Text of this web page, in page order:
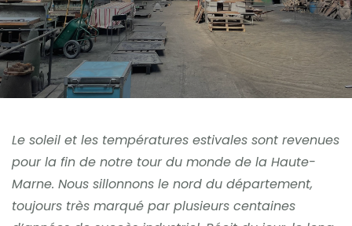
Presse
Le livre
Le soleil et les températures estivales sont revenues
pour la fin de notre tour du monde de la Haute-
Marne. Nous sillonnons le nord du département,
toujours très marqué par plusieurs centaines